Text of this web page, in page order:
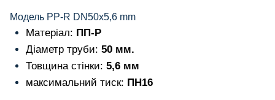
Модель PP-R DN50x5,6 mm
Матеріал: ПП-Р
Діаметр труби: 50 мм.
Товщина стінки: 5,6 мм
максимальний тиск: ПН16